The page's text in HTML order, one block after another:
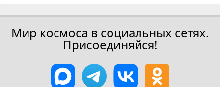
Мир космоса в социальных сетях.
Присоединяйся!